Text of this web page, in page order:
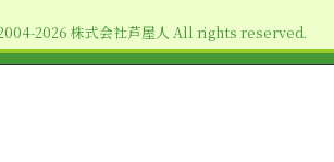
2026 株式会社芦屋人 All rights reserved.